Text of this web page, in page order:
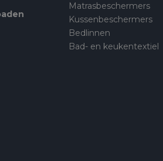
Matrasbeschermers
Kussenbeschermers
Bedlinnen
Bad- en keukentextiel